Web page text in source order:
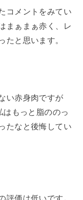
コメントをみてい
まぁまぁ赤く、レ
たと思います。
い赤身肉ですが
はもっと脂ののっ
たなと後悔してい
評価は低いです。